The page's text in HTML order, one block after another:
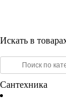
Искать в
Сантехника